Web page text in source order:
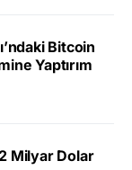
Bitcoin
Yaptırım
Milyar Dolar